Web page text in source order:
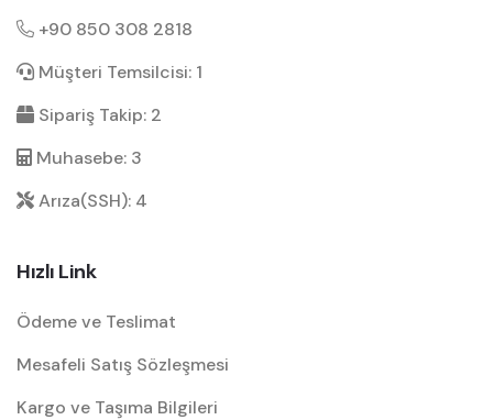
+90 850 308 2818
Müşteri Temsilcisi: 1
Sipariş Takip: 2
Muhasebe: 3
Arıza(SSH): 4
Hızlı Link
Ödeme ve Teslimat
Mesafeli Satış Sözleşmesi
Kargo ve Taşıma Bilgileri